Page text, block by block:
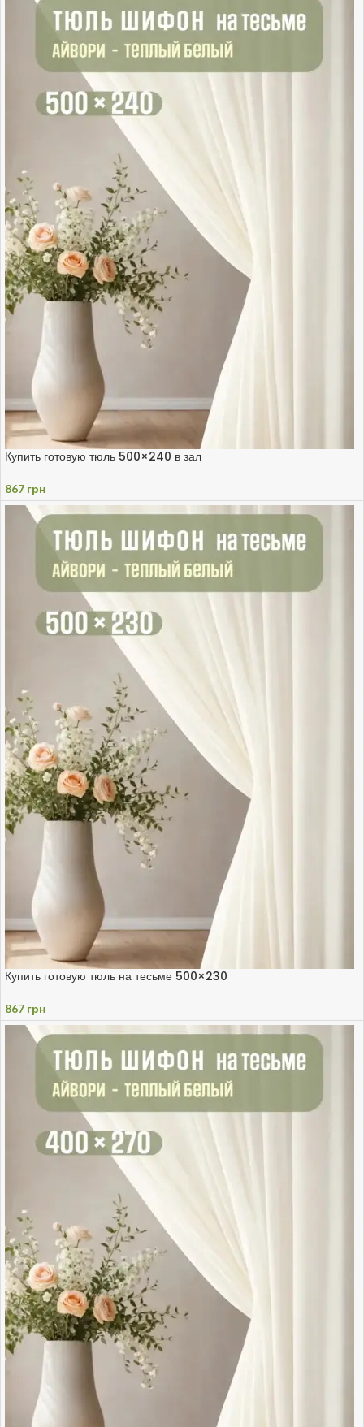
Купить готовую тюль 500×240 в зал
867 грн
Купить готовую тюль на тесьме 500×230
867 грн